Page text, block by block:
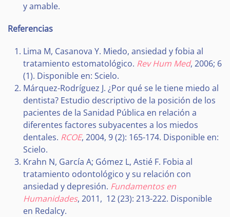
y amable.
Referencias
Lima M, Casanova Y. Miedo, ansiedad y fobia al
tratamiento estomatológico. Rev Hum Med, 2006; 6
(1). Disponible en: Scielo.
Márquez-Rodríguez J. ¿Por qué se le tiene miedo al
dentista? Estudio descriptivo de la posición de los
pacientes de la Sanidad Pública en relación a
diferentes factores subyacentes a los miedos
dentales. RCOE, 2004, 9 (2): 165-174. Disponible en:
Scielo.
Krahn N, García A; Gómez L, Astié F. Fobia al
tratamiento odontológico y su relación con
ansiedad y depresión. Fundamentos en
Humanidades, 2011, 12 (23): 213-222. Disponible
en Redalcy.